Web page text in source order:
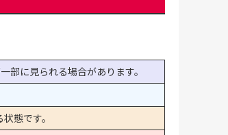
部に見られる場合があります。
態です。